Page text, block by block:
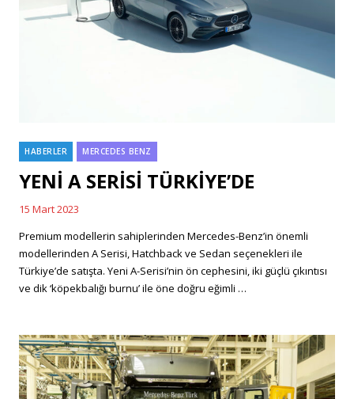
Categories
HABERLER MERCEDES BENZ
YENİ A SERİSİ TÜRKİYE’DE
Posted
on
15 Mart 2023
Premium modellerin sahiplerinden Mercedes-Benz’in önemli
modellerinden A Serisi, Hatchback ve Sedan seçenekleri ile
Türkiye’de satışta. Yeni A-Serisi’nin ön cephesini, iki güçlü çıkıntısı
ve dik ‘köpekbalığı burnu’ ile öne doğru eğimli …